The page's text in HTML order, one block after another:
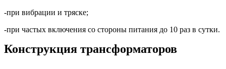
-при вибрации и тряске;
-при частых включения со стороны питания до 10 раз в сутки.
Конструкция трансформаторов